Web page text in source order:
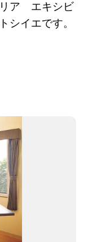
リア エキシビ
イエです。